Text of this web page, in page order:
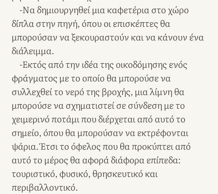
-Να δημιουργηθεί μια καφετέρια στο χώρο
δίπλα στην πηγή, όπου οι επισκέπτες θα
μπορούσαν να ξεκουραστούν και να κάνουν ένα
διάλειμμα.
-Εκτός από την ιδέα της οικοδόμησης ενός
φράγματος με το οποίο θα μπορούσε να
συλλεχθεί το νερό της βροχής, μια λίμνη θα
μπορούσε να σχηματιστεί σε σύνδεση με το
χειμερινό ποτάμι που διέρχεται από αυτό το
σημείο, όπου θα μπορούσαν να εκτρέφονται
ψάρια. Έτσι το όφελος που θα προκύπτει από
αυτό το μέρος θα αφορά διάφορα επίπεδα:
τουριστικό, φυσικό, θρησκευτικό και
περιβαλλοντικό.